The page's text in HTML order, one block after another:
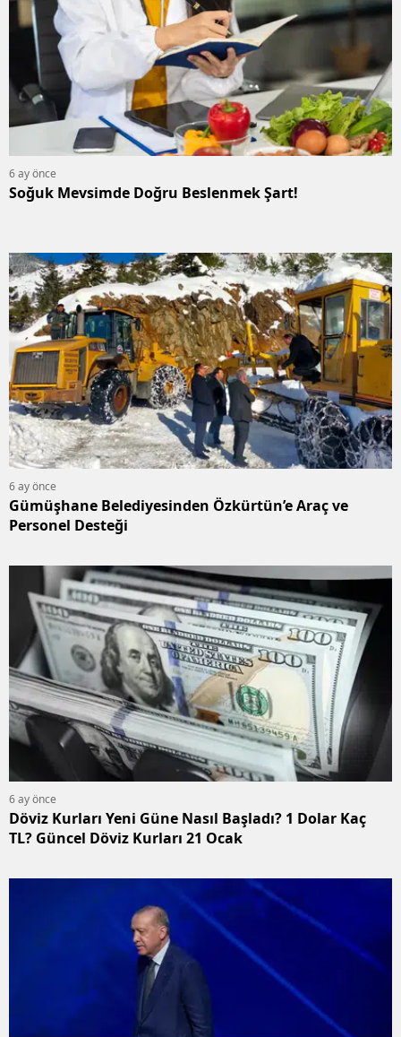
6 ay önce
Soğuk Mevsimde Doğru Beslenmek Şart!
6 ay önce
Gümüşhane Belediyesinden Özkürtün’e Araç ve
Personel Desteği
6 ay önce
Döviz Kurları Yeni Güne Nasıl Başladı? 1 Dolar Kaç
TL? Güncel Döviz Kurları 21 Ocak